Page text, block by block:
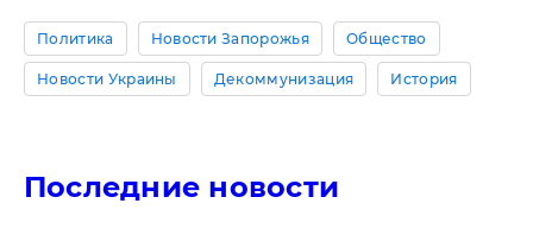
Политика Новости Запорожья Общество
Новости Украины Декоммунизация История
Последние новости